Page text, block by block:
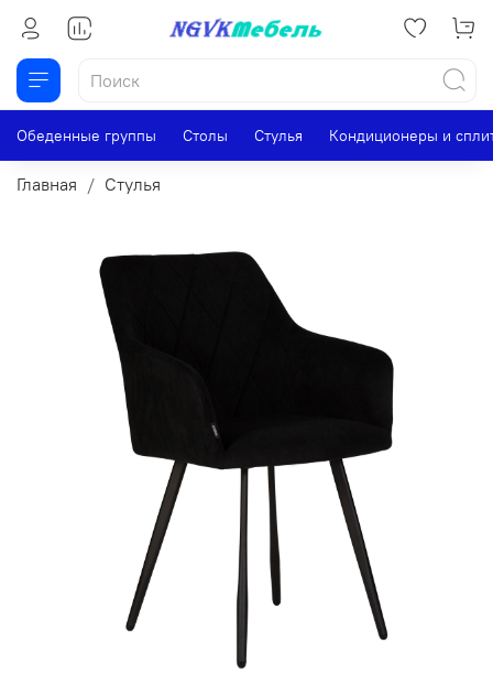
Обеденные группы Столы Стулья Кондиционеры и
Главная Стулья